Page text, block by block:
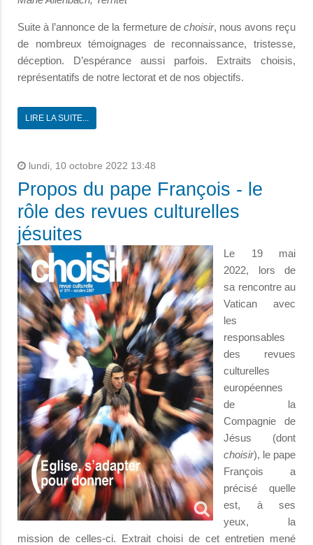
Suite à l’annonce de la fermeture de choisir, nous avons reçu
de nombreux témoignages de reconnaissance, tristesse,
déception. D’espérance aussi parfois. Extraits choisis,
représentatifs de notre lectorat et de nos objectifs.
LIRE LA SUITE...
lundi, 10 octobre 2022 13:48
Propos du pape François - le
rôle des revues culturelles
jésuites
Le 19 mai
2022, lors de
sa rencontre au
Vatican avec
les
responsables
des revues
culturelles
européennes
de la
Compagnie de
Jésus (dont
choisir), le pape
François a
précisé quelle
est, à ses
yeux, la
mission de celles-ci. Extrait choisi de cet entretien mené